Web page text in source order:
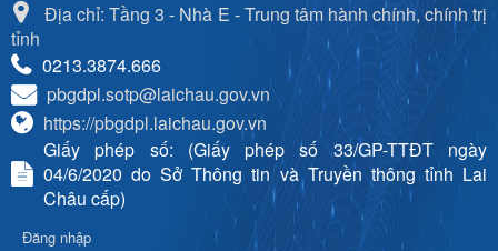
Địa chỉ: Tầng 3 - Nhà E - Trung tâm hành chính, chính trị
tỉnh
0213.3874.666
pbgdpl.sotp@laichau.gov.vn
https://pbgdpl.laichau.gov.vn
Giấy phép số: (Giấy phép số 33/GP-TTĐT ngày
04/6/2020 do Sở Thông tin và Truyền thông tỉnh Lai
Châu cấp)
Đăng nhập